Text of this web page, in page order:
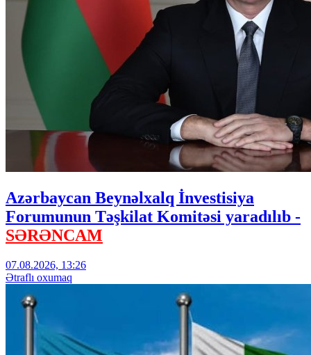
Azərbaycan Beynəlxalq İnvestisiya
Forumunun Təşkilat Komitəsi yaradılıb -
SƏRƏNCAM
07.08.2026, 13:26
Ətraflı oxumaq